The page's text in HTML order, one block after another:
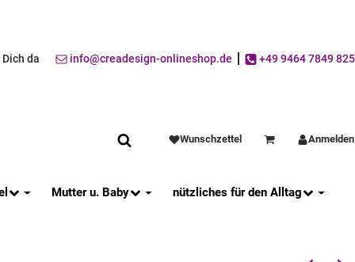
da info@creadesign-onlineshop.de +49 9464 7849 825
Wunschzettel WarenkorbAnmelden
Mutter u. Baby nützliches für den Alltag